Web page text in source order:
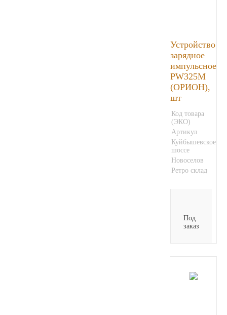
Устройство
зарядное
импульсное
PW325M
(ОРИОН),
шт
Код товара
(ЭКО)
Артикул
Куйбышевское
шоссе
Новоселов
Ретро склад
Под
заказ